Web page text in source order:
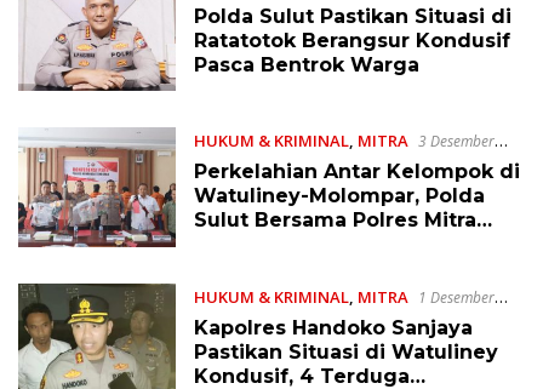
Desember 2025
Polda Sulut Pastikan Situasi di
Ratatotok Berangsur Kondusif
Pasca Bentrok Warga
HUKUM & KRIMINAL, MITRA 3 Desember
2025
Perkelahian Antar Kelompok di
Watuliney-Molompar, Polda
Sulut Bersama Polres Mitra
HUKUM & KRIMINAL, MITRA
1 Desember
2025
Kapolres Handoko Sanjaya
Pastikan Situasi di Watuliney
Kondusif, 4 Terduga